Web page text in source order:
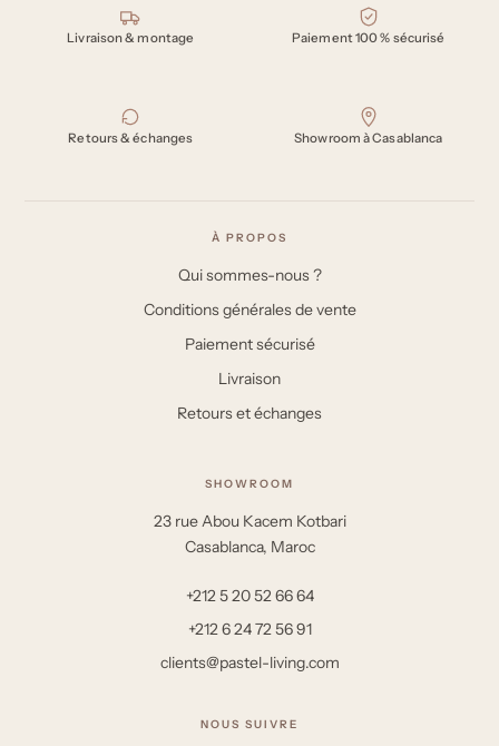
Nos engagements
Livraison & montage Paiement 100 % sécurisé
Retours & échanges Showroom à Casablanca
À PROPOS
Qui sommes-nous ?
Conditions générales de vente
Paiement sécurisé
Livraison
Retours et échanges
SHOWROOM
23 rue Abou Kacem Kotbari
Casablanca, Maroc
+212 5 20 52 66 64
+212 6 24 72 56 91
clients@pastel-living.com
NOUS SUIVRE